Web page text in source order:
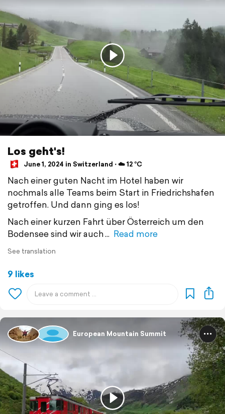
Los geht's!
June 1, 2024 in Switzerland ⋅ ☁️ 12 °C
Nach einer guten Nacht im Hotel haben wir
nochmals alle Teams beim Start in Friedrichshafen
getroffen. Und dann ging es los!
Nach einer kurzen Fahrt über Österreich um den
Bodensee sind wir auch
Read more
See translation
9 likes
European Mountain Summit